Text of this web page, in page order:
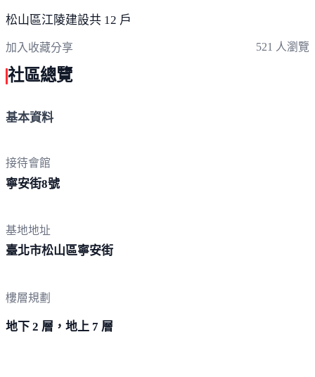
松山區江陵建設共 12 戶
加入收藏分享 521 人瀏覽
社區總覽
基本資料
接待會館
寧安街8號
基地地址
臺北市松山區寧安街
樓層規劃
地下 2 層，地上 7 層